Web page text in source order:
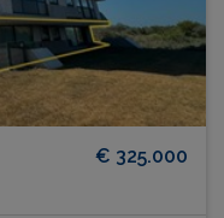
€ 325.000